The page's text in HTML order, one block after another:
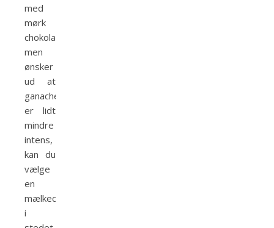
med
mørk
chokolade,
men
ønsker
ud at
ganachen
er lidt
mindre
intens,
kan du
vælge
en
mælkechokolade
i